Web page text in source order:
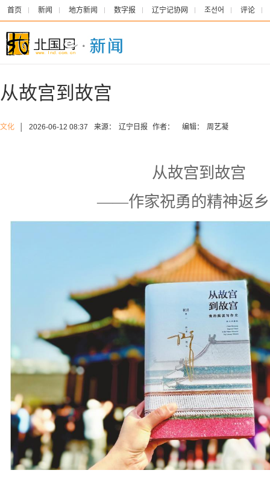
首页 新闻 地方新闻 数字报 辽宁记协网 조선어 评论
从故宫到故宫
文化 2026-06-12 08:37 来源： 辽宁日报 作者： 编辑： 周艺凝
从故宫到故宫
——作家祝勇的精神返